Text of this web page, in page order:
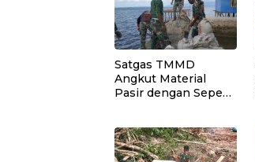
Satgas TMMD
Angkut Material
Pasir dengan Sepeda
Beton Jalan